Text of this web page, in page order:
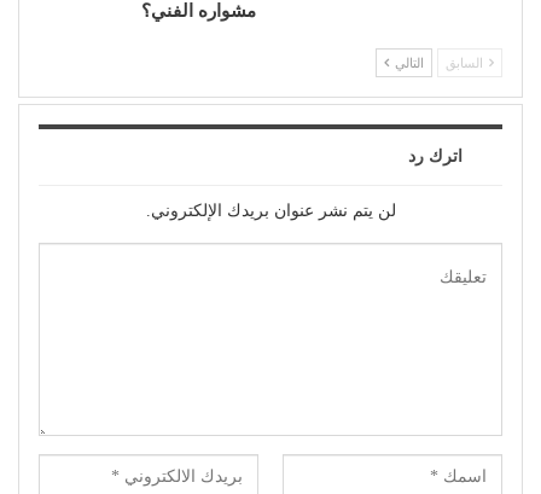
مشواره الفني؟
السابق التالي
اترك رد
لن يتم نشر عنوان بريدك الإلكتروني.